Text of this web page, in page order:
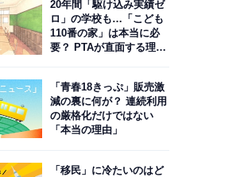
20年間「駆け込み実績ゼ
ロ」の学校も…「こども
110番の家」は本当に必
要？ PTAが直面する理想
「青春18きっぷ」販売激
減の裏に何が？ 連続利用
の厳格化だけではない
「本当の理由」
「移民」に冷たいのはど